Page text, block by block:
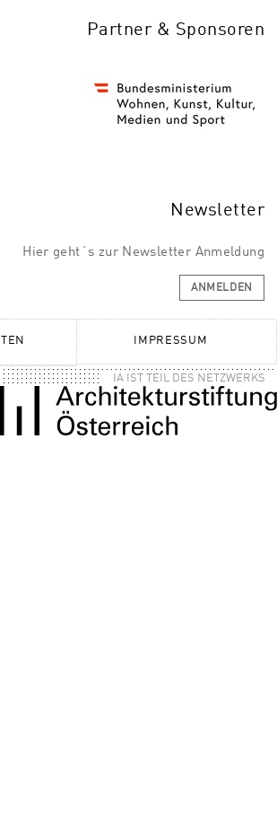
Partner & Sponsoren
Newsletter
Hier geht´s zur Newsletter Anmeldung
ANMELDEN
IMPRESSUM
IA IST TEIL DES NETZWERKS